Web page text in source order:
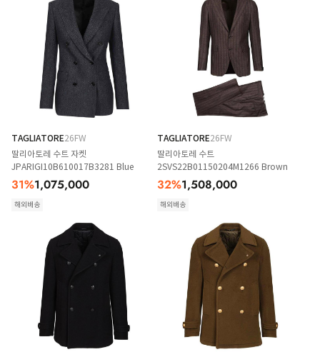
TAGLIATORE26FW
딸리아토레 수트 자켓
JPARIGI10B610017B3281 Blue
31%1,075,000
해외배송
TAGLIATORE26FW
딸리아토레 수트
2SVS22B01150204M1266 Brown
32%1,508,000
해외배송